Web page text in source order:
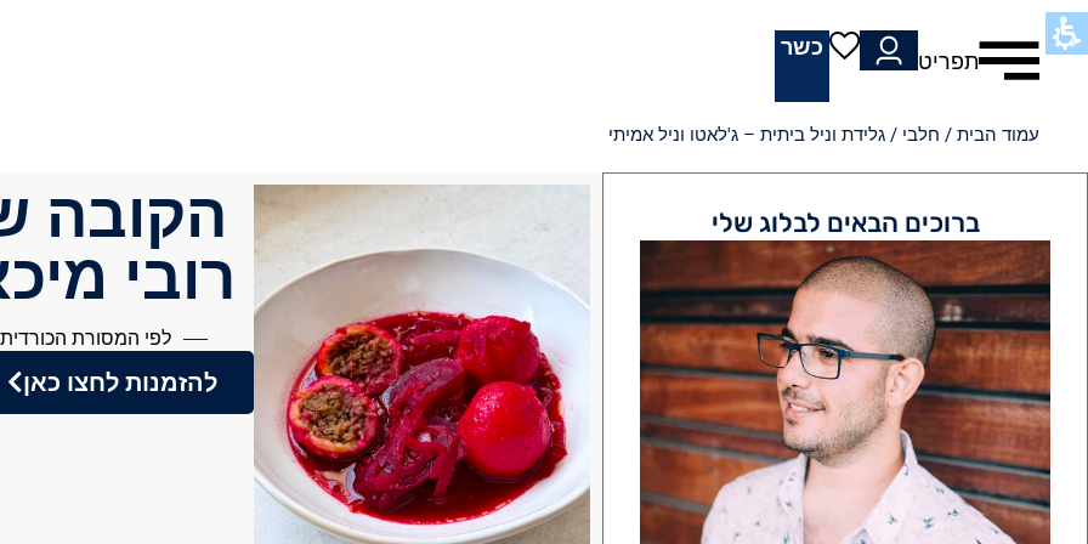
תפריט
כשר
עמוד הבית / חלבי / גלידת וניל ביתית – ג'לאטו וניל אמיתי
ברוכים הבאים לבלוג שלי
הקובה
רובי
לפי המסורת הכורדית
להזמנות לחצו כאן